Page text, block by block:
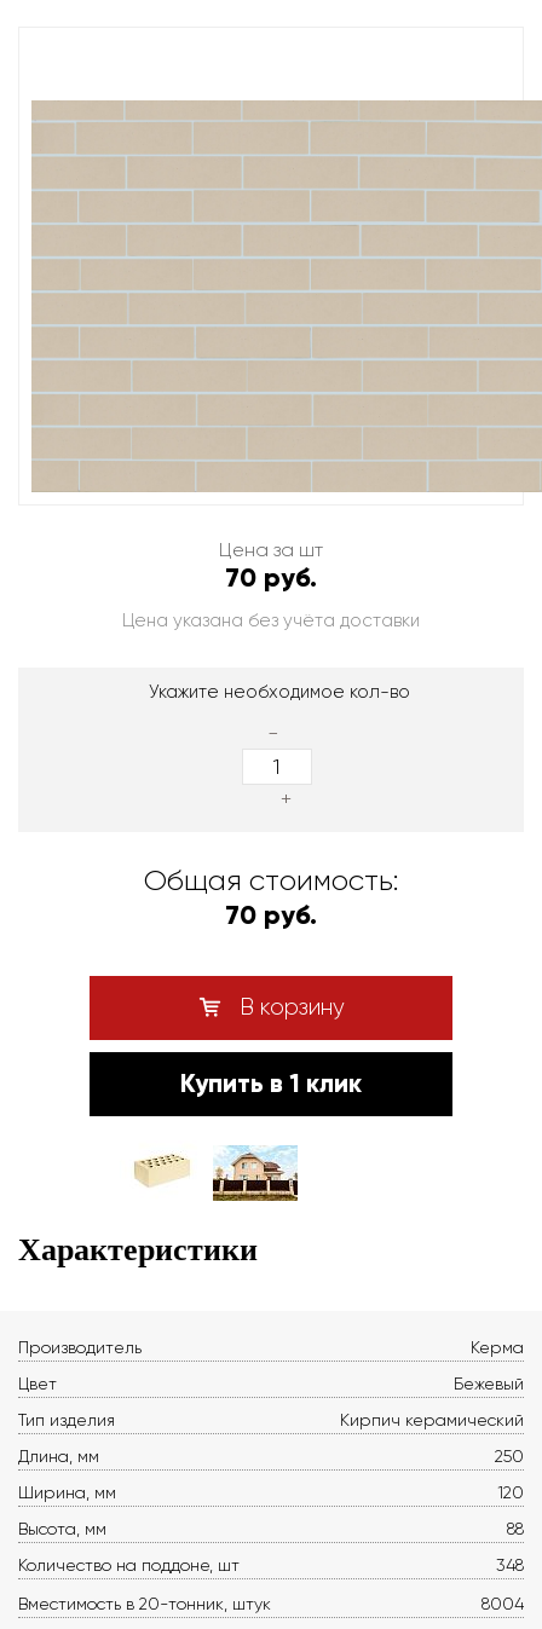
Цена за шт
70 руб.
Цена указана без учёта доставки
Укажите необходимое кол-во
-
+
Общая стоимость:
70 руб.
В корзину
Купить в 1 клик
Характеристики
Производитель
Керма
Цвет
Бежевый
Тип изделия
Кирпич керамический
Длина, мм
250
Ширина, мм
120
Высота, мм
88
Количество на поддоне, шт
348
Вместимость в 20-тонник, штук
8004